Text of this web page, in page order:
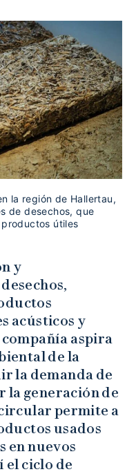
la región de Hallertau,
de desechos, que
útiles
y
acústicos y
aspira
de la
la demanda de
generación de
permite a
usados
en nuevos
el ciclo de